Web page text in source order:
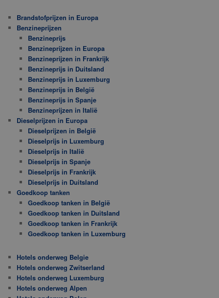
Brandstofprijzen in Europa
Benzineprijzen
Benzineprijs
Benzineprijzen in Europa
Benzineprijzen in Frankrijk
Benzineprijs in Duitsland
Benzineprijs in Luxemburg
Benzineprijs in België
Benzineprijs in Spanje
Benzineprijzen in Italië
Dieselprijzen in Europa
Dieselprijzen in België
Dieselprijs in Luxemburg
Dieselprijs in Italië
Dieselprijs in Spanje
Dieselprijs in Frankrijk
Dieselprijs in Duitsland
Goedkoop tanken
Goedkoop tanken in België
Goedkoop tanken in Duitsland
Goedkoop tanken in Frankrijk
Goedkoop tanken in Luxemburg
Hotels onderweg Belgie
Hotels onderweg Zwitserland
Hotels onderweg Luxemburg
Hotels onderweg Alpen